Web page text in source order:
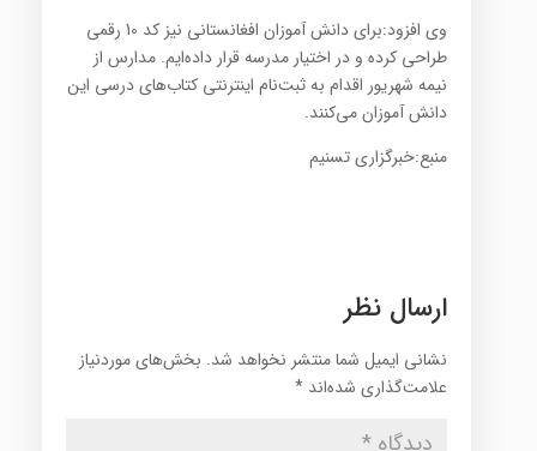
وی افزود:‌برای دانش آموزان افغانستانی نیز کد 10 رقمی
طراحی کرده و در اختیار مدرسه قرار داده‌ایم. مدارس از
نیمه شهریور اقدام به ثبت‌نام اینترنتی کتاب‌های درسی این
دانش آموزان می‌کنند.
منبع:خبرگزاری تسنیم
ارسال نظر
نشانی ایمیل شما منتشر نخواهد شد. بخش‌های موردنیاز
علامت‌گذاری شده‌اند *